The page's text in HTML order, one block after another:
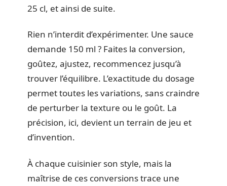
25 cl, et ainsi de suite.
Rien n’interdit d’expérimenter. Une sauce
demande 150 ml ? Faites la conversion,
goûtez, ajustez, recommencez jusqu’à
trouver l’équilibre. L’exactitude du dosage
permet toutes les variations, sans craindre
de perturber la texture ou le goût. La
précision, ici, devient un terrain de jeu et
d’invention.
À chaque cuisinier son style, mais la
maîtrise de ces conversions trace une